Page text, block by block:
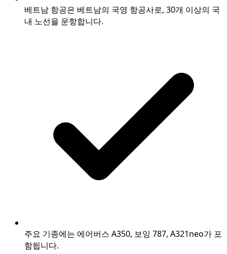
베트남 항공은 베트남의 국영 항공사로, 30개 이상의 국
내 노선을 운항합니다.
주요 기종에는 에어버스 A350, 보잉 787, A321neo가 포
함됩니다.